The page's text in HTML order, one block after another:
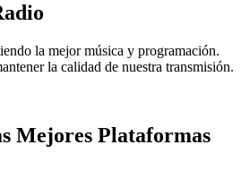
la mejor música y programación.
la calidad de nuestra transmisión.
Mejores Plataformas